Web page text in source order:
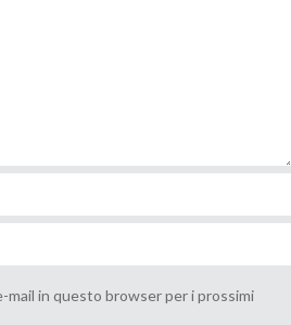
mail in questo browser per i prossimi